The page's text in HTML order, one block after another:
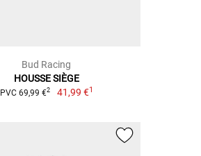
Bud Racing
HOUSSE SIÈGE
PVC 69,99 €2 41,99 €1